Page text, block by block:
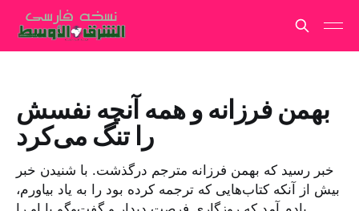
بهمن فرزانه و همه آنچه نفسش
را تنگ می‌کرد
خبر رسید که بهمن فرزانه مترجم درگذشت. با شنیدن خبر
بیش از آنکه کتاب‌هایی که ترجمه کرده بود را به یاد بیاورم،